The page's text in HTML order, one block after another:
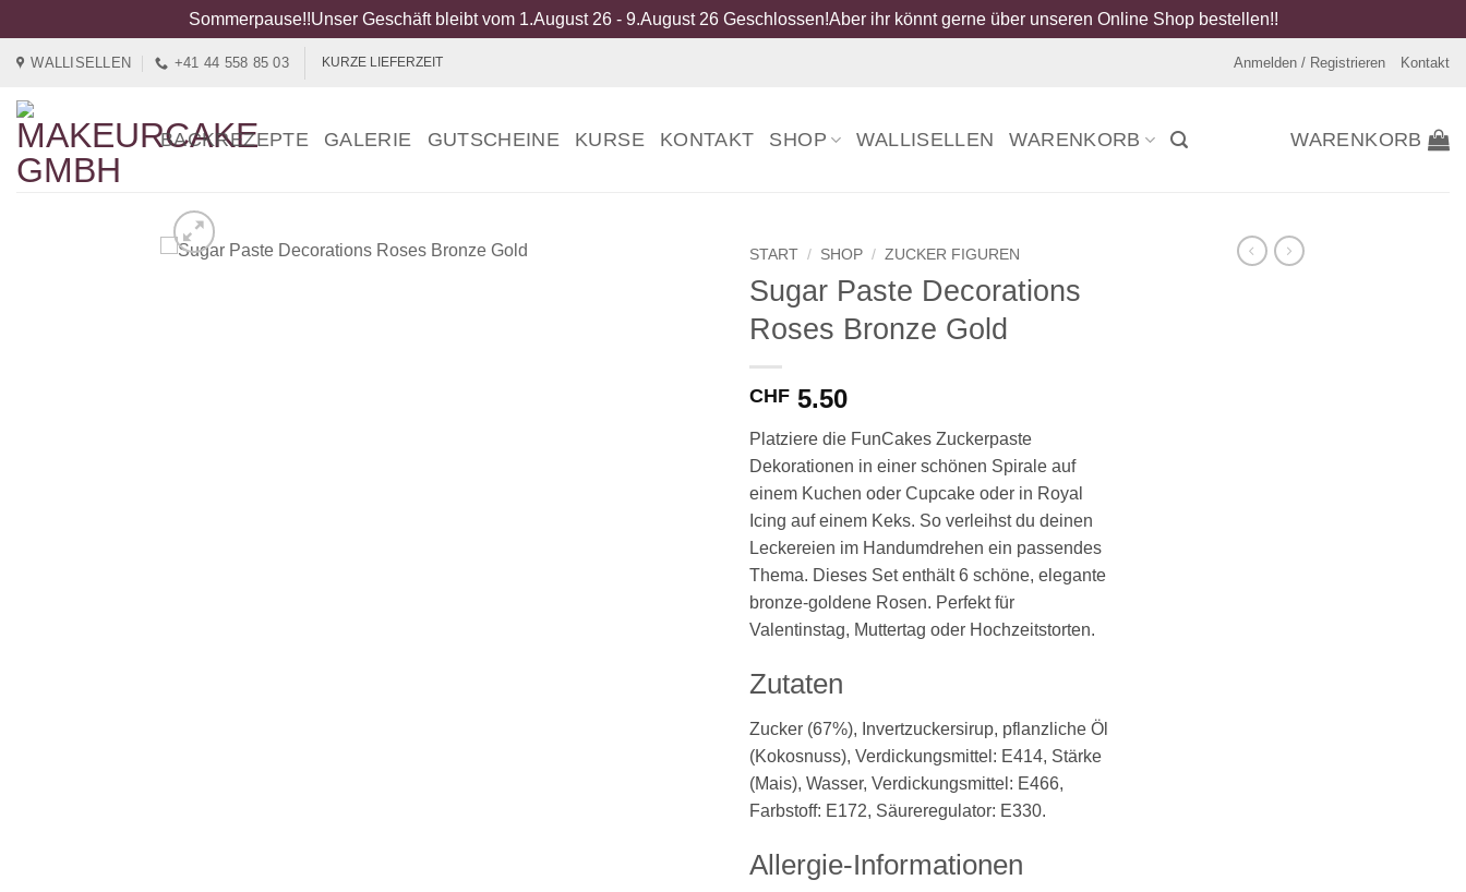
Sommerpause!!Unser Geschäft bleibt vom 1.August 26 - 9.August 26 Geschlossen!Aber ihr könnt gerne über unseren Online Shop bestellen!!
springen
WALLISELLEN +41 44 558 85 03 KURZE LIEFERZEIT Anmelden / Registrieren Kontakt
BACKREZEPTE GALERIE GUTSCHEINE KURSE KONTAKT SHOP WALLISELLEN WARENKORB WARENKORB
START / SHOP / ZUCKER FIGUREN
Sugar Paste Decorations
Roses Bronze Gold
CHF 5.50
Platziere die FunCakes Zuckerpaste
Dekorationen in einer schönen Spirale auf
einem Kuchen oder Cupcake oder in Royal
Icing auf einem Keks. So verleihst du deinen
Leckereien im Handumdrehen ein passendes
Thema. Dieses Set enthält 6 schöne, elegante
bronze-goldene Rosen. Perfekt für
Valentinstag, Muttertag oder Hochzeitstorten.
Zutaten
Zucker (67%), Invertzuckersirup, pflanzliche Öl
(Kokosnuss), Verdickungsmittel: E414, Stärke
(Mais), Wasser, Verdickungsmittel: E466,
Farbstoff: E172, Säureregulator: E330.
Allergie-Informationen